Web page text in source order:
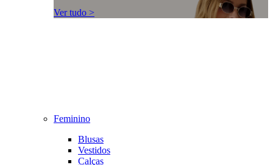
Ver tudo >
Feminino
Blusas
Vestidos
Calças